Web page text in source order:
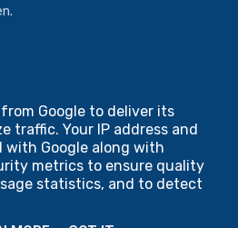
Equipment. All rights reserved
|UP-TO-DATE WebDesign
Google to deliver its
traffic. Your IP address and
with Google along with
metrics to ensure quality
statistics, and to detect